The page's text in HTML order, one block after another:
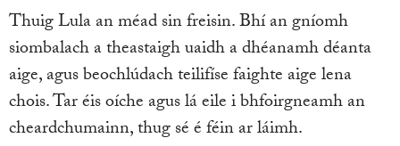
Thuig Lula an méad sin freisin. Bhí an gníomh
siombalach a theastaigh uaidh a dhéanamh déanta
aige, agus beochlúdach teilifíse faighte aige lena
chois. Tar éis oíche agus lá eile i bhfoirgneamh an
cheardchumainn, thug sé é féin ar láimh.